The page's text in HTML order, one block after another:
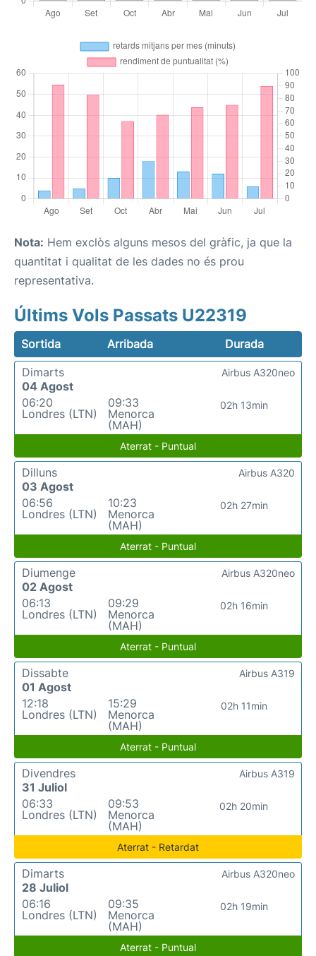
Nota: Hem exclòs alguns mesos del gràfic, ja que la
quantitat i qualitat de les dades no és prou
representativa.
Últims Vols Passats U22319
Sortida Arribada
Durada
Dimarts
04 Agost
06:20
Londres (LTN)
09:33
Menorca
(MAH)
02h 13min
Airbus A320neo
Aterrat - Puntual
Dilluns
03 Agost
06:56
Londres (LTN)
10:23
Menorca
(MAH)
02h 27min
Airbus A320
Aterrat - Puntual
Diumenge
02 Agost
06:13
Londres (LTN)
09:29
Menorca
(MAH)
02h 16min
Airbus A320neo
Aterrat - Puntual
Dissabte
01 Agost
12:18
Londres (LTN)
15:29
Menorca
(MAH)
02h 11min
Airbus A319
Aterrat - Puntual
Divendres
31 Juliol
06:33
Londres (LTN)
09:53
Menorca
(MAH)
02h 20min
Airbus A319
Aterrat - Retardat
Dimarts
28 Juliol
06:16
Londres (LTN)
09:35
Menorca
(MAH)
02h 19min
Airbus A320neo
Aterrat - Puntual